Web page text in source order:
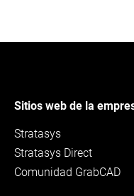
Sitios web de la
Stratasys
Stratasys Direct
Comunidad GrabCAD